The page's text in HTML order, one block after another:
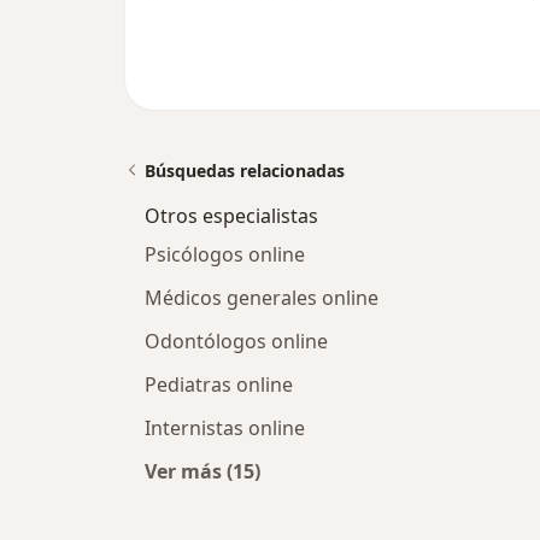
Búsquedas relacionadas
Otros especialistas
Psicólogos online
Médicos generales online
Odontólogos online
Pediatras online
Internistas online
Ver más (15)